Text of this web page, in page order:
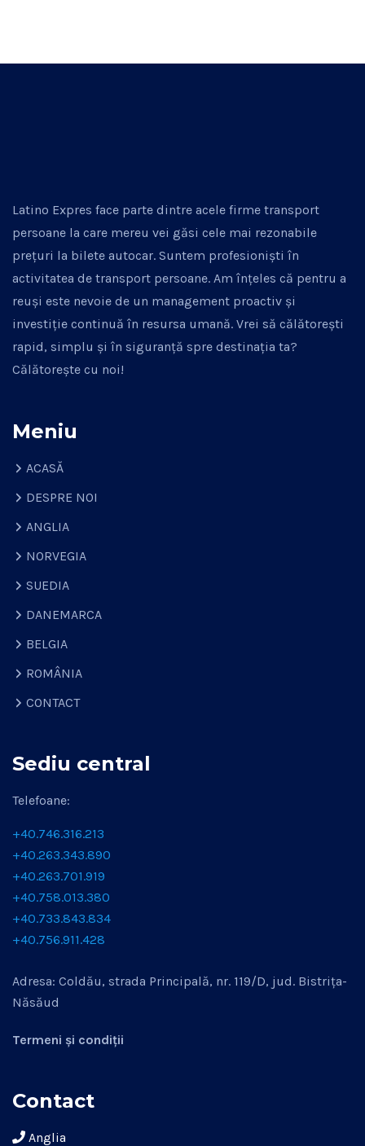
Latino Expres face parte dintre acele firme transport
persoane la care mereu vei găsi cele mai rezonabile
prețuri la bilete autocar. Suntem profesioniști în
activitatea de transport persoane. Am înțeles că pentru a
reuși este nevoie de un management proactiv și
investiție continuă în resursa umană. Vrei să călătorești
rapid, simplu și în siguranță spre destinația ta?
Călătorește cu noi!
Meniu
ACASĂ
DESPRE NOI
ANGLIA
NORVEGIA
SUEDIA
DANEMARCA
BELGIA
ROMÂNIA
CONTACT
Sediu central
Telefoane:
+40.746.316.213
+40.263.343.890
+40.263.701.919
+40.758.013.380
+40.733.843.834
+40.756.911.428
Adresa: Coldău, strada Principală, nr. 119/D, jud. Bistrița-
Năsăud
Termeni și condiții
Contact
Anglia